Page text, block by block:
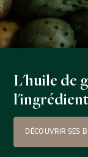
L'huile de
DÉCOUVRIR SES